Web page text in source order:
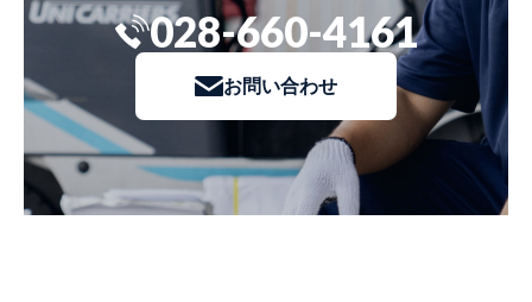
028-660-4161
お問い合わせ